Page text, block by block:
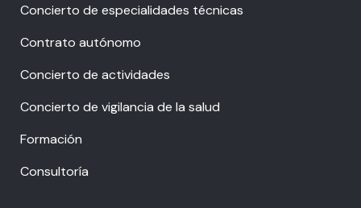
Concierto de especialidades técnicas
Contrato autónomo
Concierto de actividades
Concierto de vigilancia de la salud
Formación
Consultoría